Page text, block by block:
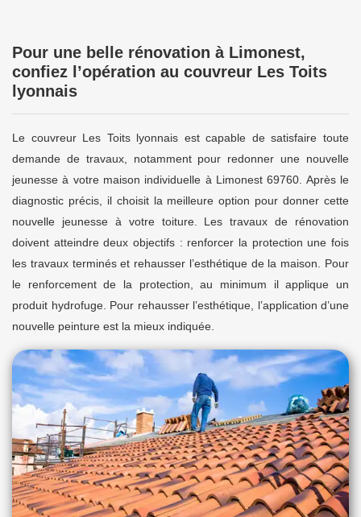
Pour une belle rénovation à Limonest,
confiez l’opération au couvreur Les Toits
lyonnais
Le couvreur Les Toits lyonnais est capable de satisfaire toute
demande de travaux, notamment pour redonner une nouvelle
jeunesse à votre maison individuelle à Limonest 69760. Après le
diagnostic précis, il choisit la meilleure option pour donner cette
nouvelle jeunesse à votre toiture. Les travaux de rénovation
doivent atteindre deux objectifs : renforcer la protection une fois
les travaux terminés et rehausser l’esthétique de la maison. Pour
le renforcement de la protection, au minimum il applique un
produit hydrofuge. Pour rehausser l’esthétique, l’application d’une
nouvelle peinture est la mieux indiquée.